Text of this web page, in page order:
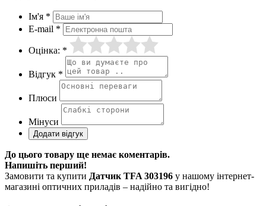
Ім'я *
E-mail *
Оцінка: *
Відгук *
Плюси
Мінуси
До цього товару ще немає коментарів.
Напишіть перший!
Замовити та купити Датчик TFA 303196 у нашому інтернет-
магазині оптичних приладів – надійно та вигідно!